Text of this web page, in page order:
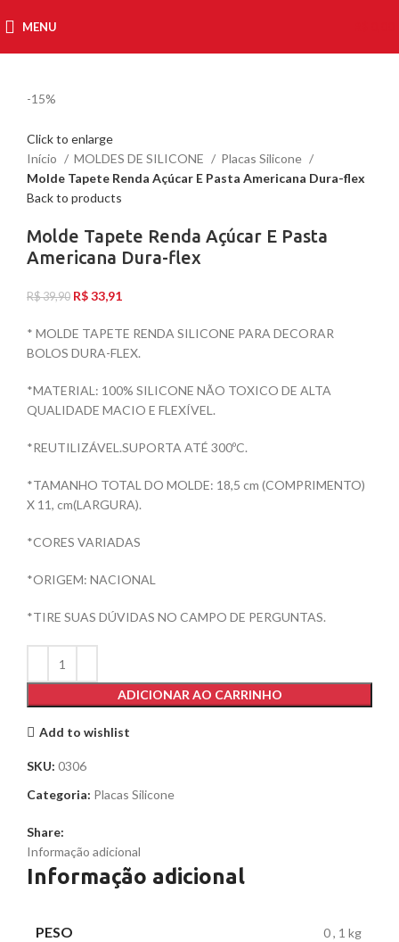
MENU
-15%
Click to enlarge
Início
MOLDES DE SILICONE
Placas Silicone
Molde Tapete Renda Açúcar E Pasta Americana Dura-flex
Back to products
Molde Tapete Renda Açúcar E Pasta
Americana Dura-flex
R$39,90 R$33,91
* MOLDE TAPETE RENDA SILICONE PARA DECORAR
BOLOS DURA-FLEX.
*MATERIAL: 100% SILICONE NÃO TOXICO DE ALTA
QUALIDADE MACIO E FLEXÍVEL.
*REUTILIZÁVEL.SUPORTA ATÉ 300ºC.
*TAMANHO TOTAL DO MOLDE: 18,5 cm (COMPRIMENTO)
X 11, cm(LARGURA).
*CORES VARIADAS
*ORIGEM: NACIONAL
*TIRE SUAS DÚVIDAS NO CAMPO DE PERGUNTAS.
ADICIONAR AO CARRINHO
Add to wishlist
SKU: 0306
Categoria: Placas Silicone
Share:
Informação adicional
Informação adicional
PESO 0, 1 kg